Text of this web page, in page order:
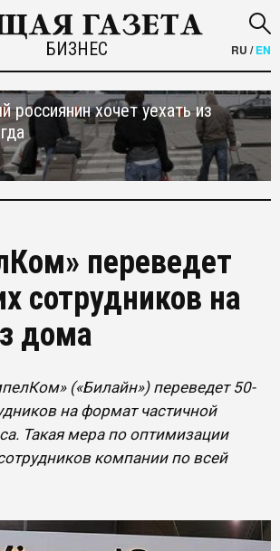
БИЗНЕС RU /EN
хочет уехать из
переведет
сотрудников на
дома
(«Билайн») переведет 50-
на формат частичной
Такая мера по оптимизации
компании по всей